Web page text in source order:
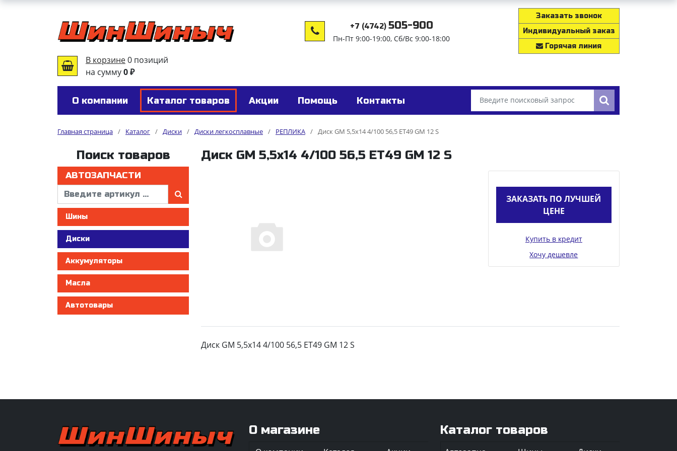
В корзине0 позиций
на сумму0 ₽
+7 (4742) 505-900
Пн-Пт 9:00-19:00, Сб/Вс 9:00-18:00
Заказать звонок
Индивидуальный заказ
Горячая линия
О компании Каталог товаров Акции Помощь Контакты
Главная страница / Каталог / Диски / Диски легкосплавные / РЕПЛИКА / Диск GM 5,5x14 4/100 56,5 ET49 GM 12 S
Поиск товаров
АВТОЗАПЧАСТИ
Шины
Диски
Аккумуляторы
Масла
Автотовары
Диск GM 5,5x14 4/100 56,5 ET49 GM 12 S
ЗАКАЗАТЬ ПО ЛУЧШЕЙ
ЦЕНЕ
Купить в кредит
Хочу дешевле
Диск GM 5,5x14 4/100 56,5 ET49 GM 12 S
О магазине Каталог товаров